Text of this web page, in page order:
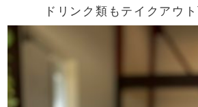
ドリンク類もテイクアウ